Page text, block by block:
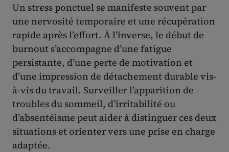
Un stress ponctuel se manifeste souvent par
une nervosité temporaire et une récupération
rapide après l’effort. À l’inverse, le début de
burnout s’accompagne d’une fatigue
persistante, d’une perte de motivation et
d’une impression de détachement durable vis-
à-vis du travail. Surveiller l’apparition de
troubles du sommeil, d’irritabilité ou
d’absentéisme peut aider à distinguer ces deux
situations et orienter vers une prise en charge
adaptée.